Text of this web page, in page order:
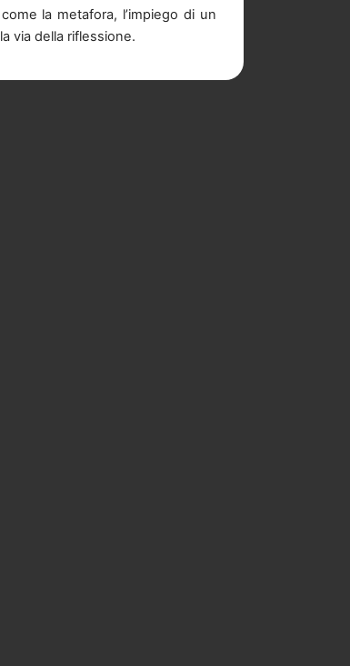
la metafora, l’impiego di un
via della riflessione.